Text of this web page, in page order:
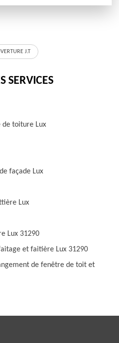
J.T
SERVICES
de toiture Lux
façade Lux
Lux
Lux 31290
et faitière Lux 31290
de fenêtre de toit et